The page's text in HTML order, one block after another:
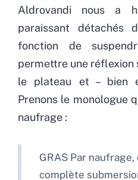
Aldrovandi nous a
paraissant détachés
fonction de
permettre une réflexion
le plateau et – bien
Prenons le monologue
naufrage :
GRAS Par
complète